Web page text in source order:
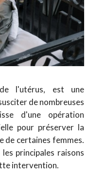
l'utérus, est une
de nombreuses
d'une opération
pour préserver la
de certaines femmes.
principales raisons
intervention.